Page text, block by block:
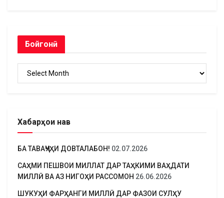
Бойгонӣ
Хабарҳои нав
БА ТАВАҶҶУҲИ ДОВТАЛАБОН! 02.07.2026
САҲМИ ПЕШВОИ МИЛЛАТ ДАР ТАҲКИМИ ВАҲДАТИ
МИЛЛӢ ВА АЗ НИГОҲИ РАССОМОН 26.06.2026
ШУКУҲИ ФАРҲАНГИ МИЛЛӢ ДАР ФАЗОИ СУЛҲУ